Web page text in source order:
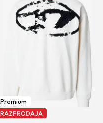
Premium
RAZPRODAJA